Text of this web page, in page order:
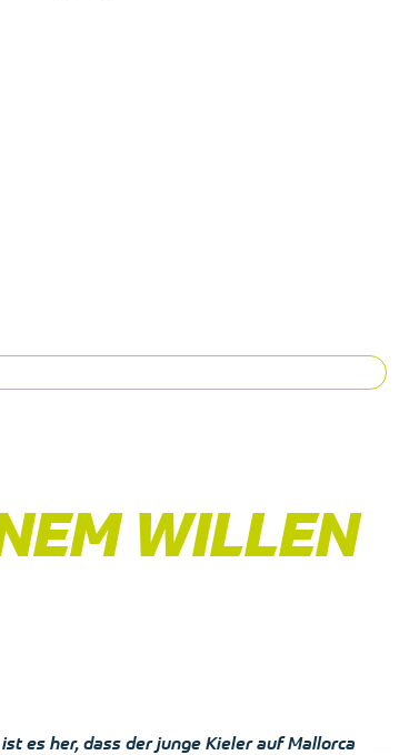
WILLEN
es her, dass der junge Kieler auf Mallorca